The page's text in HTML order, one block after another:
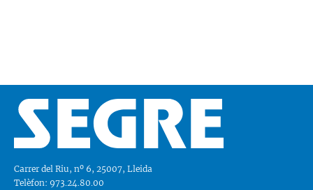
Carrer del Riu, nº 6, 25007, Lleida
Telèfon: 973.24.80.00